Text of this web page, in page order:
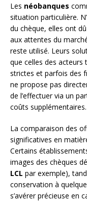
Les néobanques
situation particulière.
du chèque, elles ont
aux attentes du
reste utilisé. Leurs
que celles des acteurs
strictes et parfois des
ne propose pas
de l’effectuer via un
coûts supplémentaires.
La comparaison des
significatives en
Certains
images des chèques
LCL par exemple),
conservation à
s’avérer précieuse en